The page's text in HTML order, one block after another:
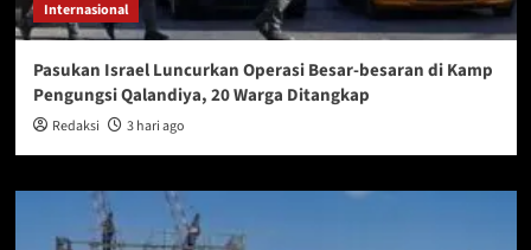
Internasional
Pasukan Israel Luncurkan Operasi Besar-besaran di Kamp
Pengungsi Qalandiya, 20 Warga Ditangkap
Redaksi 3 hari ago